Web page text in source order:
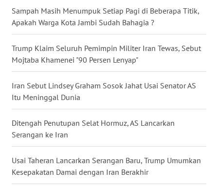
Sampah Masih Menumpuk Setiap Pagi di Beberapa Titik,
Apakah Warga Kota Jambi Sudah Bahagia ?
Trump Klaim Seluruh Pemimpin Militer Iran Tewas, Sebut
Mojtaba Khamenei "90 Persen Lenyap"
Iran Sebut Lindsey Graham Sosok Jahat Usai Senator AS
Itu Meninggal Dunia
Ditengah Penutupan Selat Hormuz, AS Lancarkan
Serangan ke Iran
Usai Taheran Lancarkan Serangan Baru, Trump Umumkan
Kesepakatan Damai dengan Iran Berakhir
WN
WN
SUMSEL
WN
BENGKULU
WN
LAMPUNG
WN
JATENG